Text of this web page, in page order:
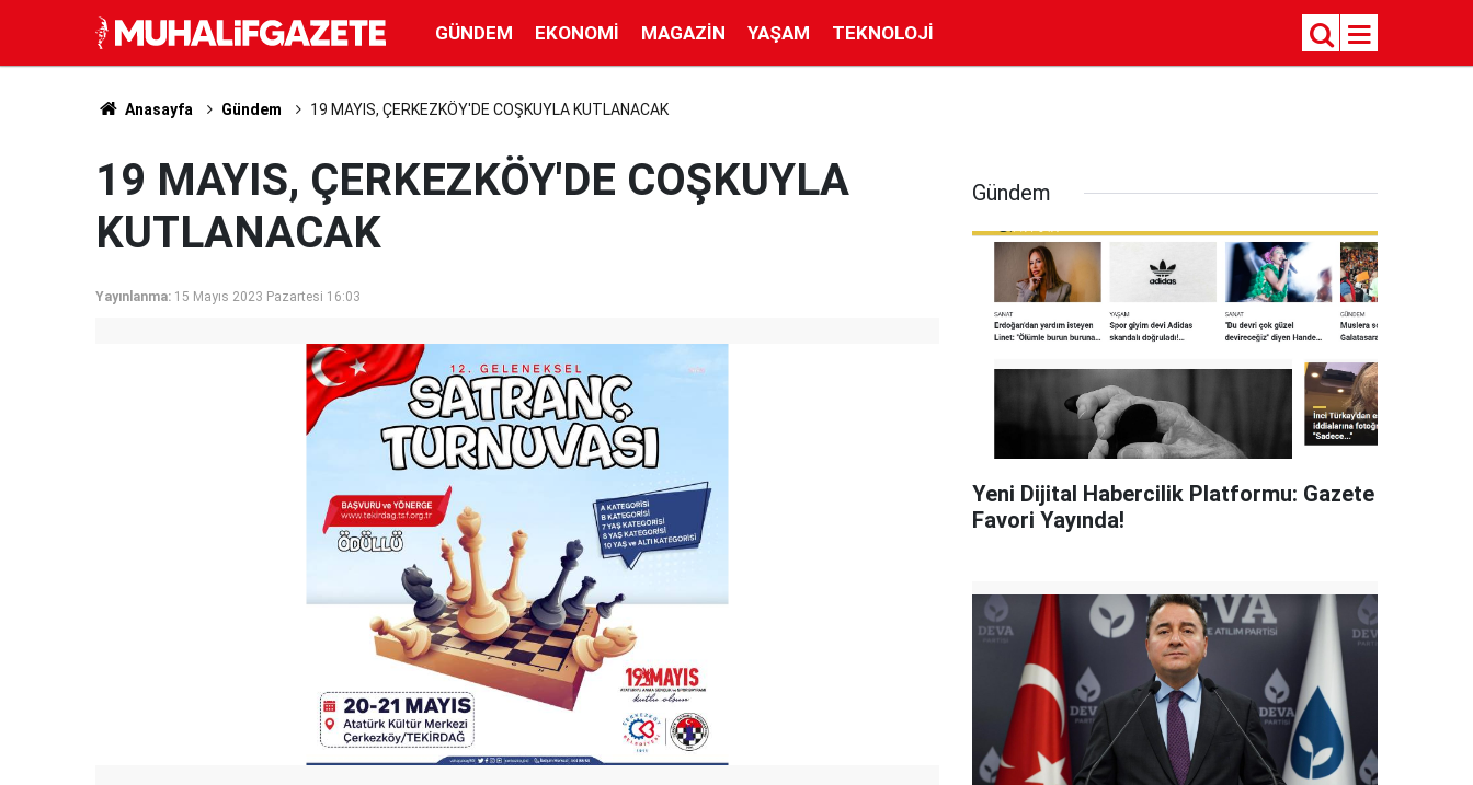
GÜNDEM EKONOMI MAGAZIN YAŞAM TEKNOLOJI
Anasayfa Gündem 19 MAYIS, ÇERKEZKÖY'DE COŞKUYLA KUTLANACAK
19 MAYIS, ÇERKEZKÖY'DE COŞKUYLA
KUTLANACAK
Yayınlanma: 15 Mayıs 2023 Pazartesi 16:03
Gündem
Yeni Dijital Habercilik Platformu: Gazete
Favori Yayında!